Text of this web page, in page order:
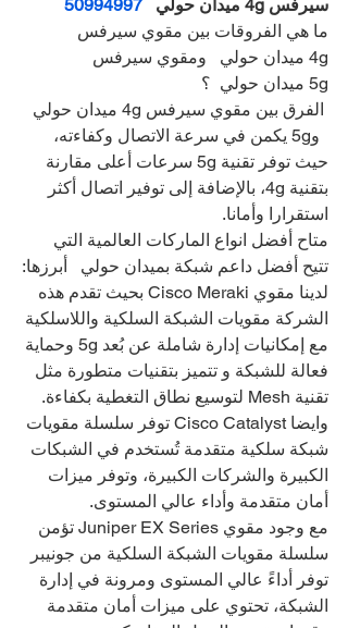
سيرفس 4g ميدان حولي
50994997
ما هي الفروقات بين مقوي سيرفس
4g ميدان حولي   ومقوي سيرفس
5g ميدان حولي  ؟
الفرق بين مقوي سيرفس 4g ميدان حولي
و5g يكمن في سرعة الاتصال وكفاءته،
حيث توفر تقنية 5g سرعات أعلى مقارنة
بتقنية 4g، بالإضافة إلى توفير اتصال أكثر
استقرارا وأمانا.
متاح أفضل انواع الماركات العالمية التي
تتيح أفضل داعم شبكة بميدان حولي   أبرزها:
لدينا مقوي Cisco Meraki بحيث تقدم هذه
الشركة مقويات الشبكة السلكية واللاسلكية
مع إمكانيات إدارة شاملة عن بُعد 5g وحماية
فعالة للشبكة و تتميز بتقنيات متطورة مثل
تقنية Mesh لتوسيع نطاق التغطية بكفاءة.
وايضا Cisco Catalyst توفر سلسلة مقويات
شبكة سلكية متقدمة تُستخدم في الشبكات
الكبيرة والشركات الكبيرة، وتوفر ميزات
أمان متقدمة وأداء عالي المستوى.
مع وجود مقوي Juniper EX Series تؤمن
سلسلة مقويات الشبكة السلكية من جونيبر
توفر أداءً عالي المستوى ومرونة في إدارة
الشبكة، تحتوي على ميزات أمان متقدمة